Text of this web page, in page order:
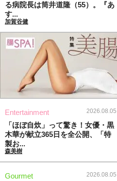
る病院長は筒井道隆（55）。『あ
す...
加賀谷健
Entertainment 2026.08.05
「ほぼ自炊」って驚き！女優・黒
木華が献立365日を全公開、「特
製お...
森美樹
Gourmet 2026.08.05